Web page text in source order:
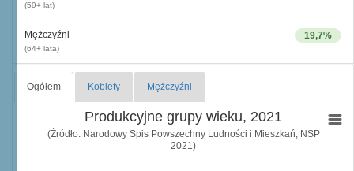
(59+ lat)
19,7%
Mężczyźni
(64+ lata)
Ogółem Kobiety Mężczyźni
Produkcyjne grupy wieku, 2021
(Źródło: Narodowy Spis Powszechny Ludności i Mieszkań, NSP
2021)